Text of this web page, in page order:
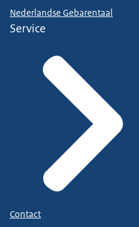
Nederlandse Gebarentaal
Service
Contact